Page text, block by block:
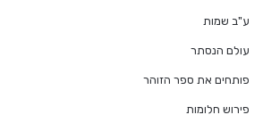
ע"ב שמות
עולם הנסתר
פותחים את ספר הזוהר
פירוש חלומות